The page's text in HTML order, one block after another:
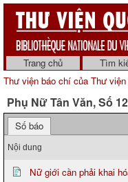
Trang chủ Tìm
Thư viện báo chí của Thư
Phụ Nữ Tân Văn, Số
Số báo
Nội dung
Nữ giới cần phải khai